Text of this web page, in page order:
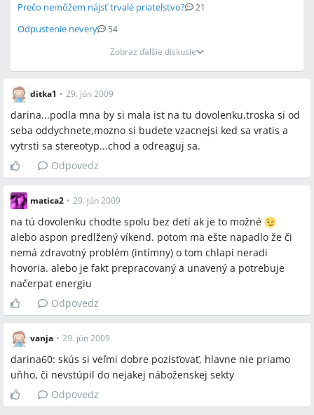
Prečo nemôžem nájsť trvalé priateľstvo? 21
Odpustenie nevery
54
Zobraz ďalšie diskusie
ditka1 • 29. jún 2009
darina...podla mna by si mala ist na tu dovolenku,troska si od
seba oddychnete,mozno si budete vzacnejsi ked sa vratis a
vytrsti sa stereotyp...chod a odreaguj sa.
Odpovedz
matica2 • 29. jún 2009
na tú dovolenku chodte spolu bez detí ak je to možné
alebo aspon predlžený víkend. potom ma ešte napadlo že či
nemá zdravotný problém (intímny) o tom chlapi neradi
hovoria. alebo je fakt prepracovaný a unavený a potrebuje
načerpat energiu
Odpovedz
vanja • 29. jún 2009
darina60: skús si veľmi dobre pozisťovať, hlavne nie priamo
uňho, či nevstúpil do nejakej náboženskej sekty
Odpovedz